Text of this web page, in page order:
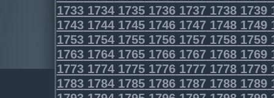
1733173417351736173717381739
1743174417451746174717481749
1753175417551756175717581759
1763176417651766176717681769
1773177417751776177717781779
1783178417851786178717881789